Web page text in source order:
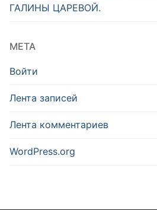
ГАЛИНЫ ЦАРЕВОЙ.
МЕТА
Войти
Лента записей
Лента комментариев
WordPress.org